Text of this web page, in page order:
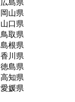
広島県
岡山県
山口県
鳥取県
島根県
香川県
徳島県
高知県
愛媛県